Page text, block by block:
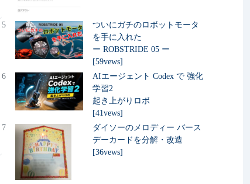
5
ついにガチのロボットモータ
を手に入れた
ー ROBSTRIDE 05 ー
[59vews]
6
AIエージェント Codex で 強化
学習2
起き上がりロボ
[41vews]
7
ダイソーのメロディー バース
デーカードを分解・改造
[36vews]